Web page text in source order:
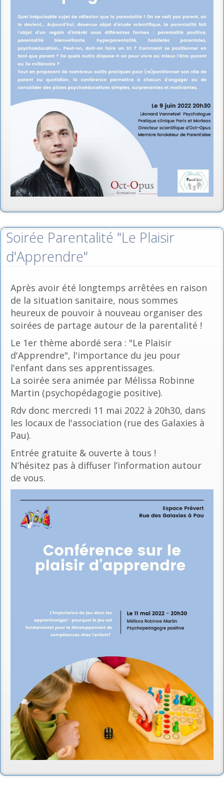
Soirée Parentalité "Le Plaisir
d'Apprendre"
Après avoir été longtemps arrêtées en raison
de la situation sanitaire, nous sommes
heureux de pouvoir à nouveau organiser des
soirées de partage autour de la parentalité !
Le 1er thème abordé sera : "Le Plaisir
d'Apprendre", l'importance du jeu pour
l'enfant dans ses apprentissages.
La soirée sera animée par Mélissa Robinne
Martin (psychopédagogie positive).
Rdv donc mercredi 11 mai 2022 à 20h30, dans
les locaux de l'association (rue des Galaxies à
Pau).
Entrée gratuite & ouverte à tous !
N’hésitez pas à diffuser l’information autour
de vous.